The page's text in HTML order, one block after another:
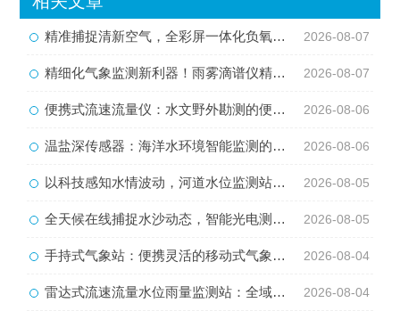
精准捕捉清新空气，全彩屏一体化负氧离子监测站量化生态优势 2026-08-07
精细化气象监测新利器！雨雾滴谱仪精准识别各类雨雪雾天气 2026-08-07
便携式流速流量仪：水文野外勘测的便携智能检测利器 2026-08-06
温盐深传感器：海洋水环境智能监测的核心感知设备 2026-08-06
以科技感知水情波动，河道水位监测站守护流域河道安全 2026-08-05
全天候在线捕捉水沙动态，智能光电测沙仪守护水域水沙安全 2026-08-05
手持式气象站：便携灵活的移动式气象监测智能设备 2026-08-04
雷达式流速流量水位雨量监测站：全域水文智慧监测一体化设备 2026-08-04